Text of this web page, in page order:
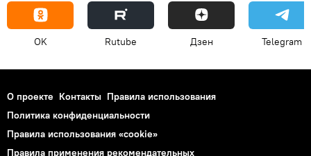
OK Rutube Дзен Telegram
О проекте Контакты Правила использования
Политика конфиденциальности
Правила использования «cookie»
Правила применения рекомендательных